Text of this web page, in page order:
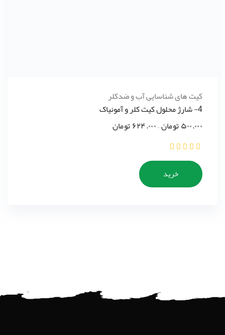
کیت های شناسایی آب و ضدکلر
4- شارژ محلول کیت کلر و آمونیاک
۵۰۰.۰۰۰تومان–۶۲۴.۰۰۰تومان
خرید